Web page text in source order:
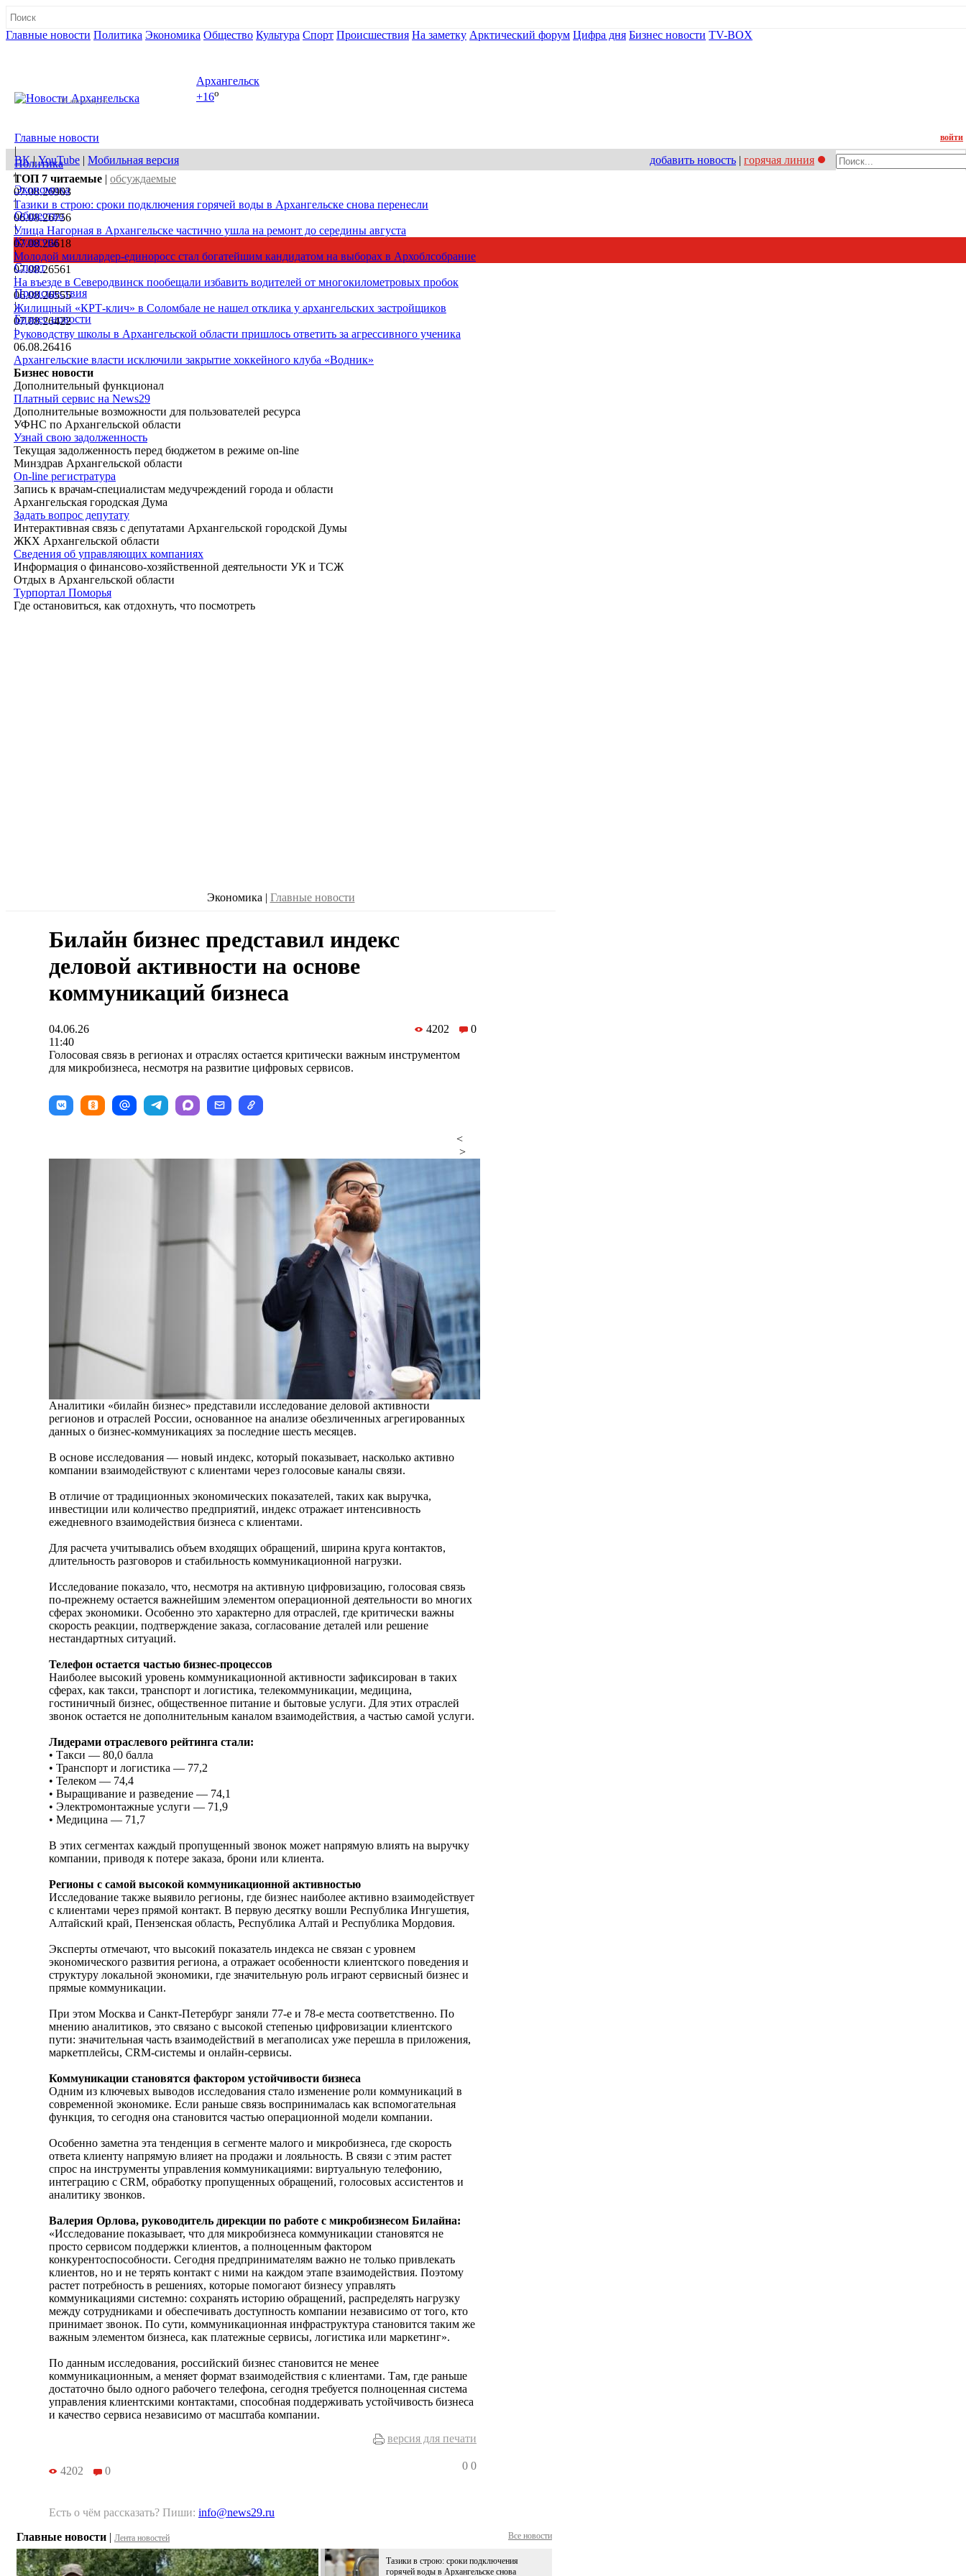
Главные новости Политика Экономика Общество Культура Спорт Происшествия На заметку Арктический форум Цифра дня Бизнес новости TV-BOX
08 августа, сб
Архангельск
+16o
Главные новости
|
Политика
|
Экономика
|
Общество
|
Культура
|
Спорт
|
Происшествия
|
Бизнес новости
|
войти
ВК|YouTube | Мобильная версия добавить новость | горячая линия
ТОП 7 читаемые | обсуждаемые
07.08.26903
Тазики в строю: сроки подключения горячей воды в Архангельске снова перенесли
06.08.26756
Улица Нагорная в Архангельске частично ушла на ремонт до середины августа
07.08.26618
Молодой миллиардер-единоросс стал богатейшим кандидатом на выборах в Архоблсобрание
07.08.26561
На въезде в Северодвинск пообещали избавить водителей от многокилометровых пробок
06.08.26555
Жилищный «КРТ-клич» в Соломбале не нашел отклика у архангельских застройщиков
07.08.26422
Руководству школы в Архангельской области пришлось ответить за агрессивного ученика
06.08.26416
Архангельские власти исключили закрытие хоккейного клуба «Водник»
Бизнес новости
Дополнительный функционал
Платный сервис на News29
Дополнительные возможности для пользователей ресурса
УФНС по Архангельской области
Узнай свою задолженность
Текущая задолженность перед бюджетом в режиме on-line
Минздрав Архангельской области
On-line регистратура
Запись к врачам-специалистам медучреждений города и области
Архангельская городская Дума
Задать вопрос депутату
Интерактивная связь с депутатами Архангельской городской Думы
ЖКХ Архангельской области
Сведения об управляющих компаниях
Информация о финансово-хозяйственной деятельности УК и ТСЖ
Отдых в Архангельской области
Турпортал Поморья
Где остановиться, как отдохнуть, что посмотреть
Экономика | Главные новости
Билайн бизнес представил индекс
деловой активности на основе
коммуникаций бизнеса
04.06.26
11:40
4202 0
Голосовая связь в регионах и отраслях остается критически важным инструментом
для микробизнеса, несмотря на развитие цифровых сервисов.
<
>
Аналитики «билайн бизнес» представили исследование деловой активности
регионов и отраслей России, основанное на анализе обезличенных агрегированных
данных о бизнес-коммуникациях за последние шесть месяцев.
В основе исследования — новый индекс, который показывает, насколько активно
компании взаимодействуют с клиентами через голосовые каналы связи.
В отличие от традиционных экономических показателей, таких как выручка,
инвестиции или количество предприятий, индекс отражает интенсивность
ежедневного взаимодействия бизнеса с клиентами.
Для расчета учитывались объем входящих обращений, ширина круга контактов,
длительность разговоров и стабильность коммуникационной нагрузки.
Исследование показало, что, несмотря на активную цифровизацию, голосовая связь
по-прежнему остается важнейшим элементом операционной деятельности во многих
сферах экономики. Особенно это характерно для отраслей, где критически важны
скорость реакции, подтверждение заказа, согласование деталей или решение
нестандартных ситуаций.
Телефон остается частью бизнес-процессов
Наиболее высокий уровень коммуникационной активности зафиксирован в таких
сферах, как такси, транспорт и логистика, телекоммуникации, медицина,
гостиничный бизнес, общественное питание и бытовые услуги. Для этих отраслей
звонок остается не дополнительным каналом взаимодействия, а частью самой услуги.
Лидерами отраслевого рейтинга стали:
• Такси — 80,0 балла
• Транспорт и логистика — 77,2
• Телеком — 74,4
• Выращивание и разведение — 74,1
• Электромонтажные услуги — 71,9
• Медицина — 71,7
В этих сегментах каждый пропущенный звонок может напрямую влиять на выручку
компании, приводя к потере заказа, брони или клиента.
Регионы с самой высокой коммуникационной активностью
Исследование также выявило регионы, где бизнес наиболее активно взаимодействует
с клиентами через прямой контакт. В первую десятку вошли Республика Ингушетия,
Алтайский край, Пензенская область, Республика Алтай и Республика Мордовия.
Эксперты отмечают, что высокий показатель индекса не связан с уровнем
экономического развития региона, а отражает особенности клиентского поведения и
структуру локальной экономики, где значительную роль играют сервисный бизнес и
прямые коммуникации.
При этом Москва и Санкт-Петербург заняли 77-е и 78-е места соответственно. По
мнению аналитиков, это связано с высокой степенью цифровизации клиентского
пути: значительная часть взаимодействий в мегаполисах уже перешла в приложения,
маркетплейсы, CRM-системы и онлайн-сервисы.
Коммуникации становятся фактором устойчивости бизнеса
Одним из ключевых выводов исследования стало изменение роли коммуникаций в
современной экономике. Если раньше связь воспринималась как вспомогательная
функция, то сегодня она становится частью операционной модели компании.
Особенно заметна эта тенденция в сегменте малого и микробизнеса, где скорость
ответа клиенту напрямую влияет на продажи и лояльность. В связи с этим растет
спрос на инструменты управления коммуникациями: виртуальную телефонию,
интеграцию с CRM, обработку пропущенных обращений, голосовых ассистентов и
аналитику звонков.
Валерия Орлова, руководитель дирекции по работе с микробизнесом Билайна:
«Исследование показывает, что для микробизнеса коммуникации становятся не
просто сервисом поддержки клиентов, а полноценным фактором
конкурентоспособности. Сегодня предпринимателям важно не только привлекать
клиентов, но и не терять контакт с ними на каждом этапе взаимодействия. Поэтому
растет потребность в решениях, которые помогают бизнесу управлять
коммуникациями системно: сохранять историю обращений, распределять нагрузку
между сотрудниками и обеспечивать доступность компании независимо от того, кто
принимает звонок. По сути, коммуникационная инфраструктура становится таким же
важным элементом бизнеса, как платежные сервисы, логистика или маркетинг».
По данным исследования, российский бизнес становится не менее
коммуникационным, а меняет формат взаимодействия с клиентами. Там, где раньше
достаточно было одного рабочего телефона, сегодня требуется полноценная система
управления клиентскими контактами, способная поддерживать устойчивость бизнеса
и качество сервиса независимо от масштаба компании.
версия для печати
4202 0 0 0
Есть о чём рассказать? Пиши: info@news29.ru
Главные новости | Лента новостей Все новости
Тазики в строю: сроки подключения
горячей воды в Архангельске снова